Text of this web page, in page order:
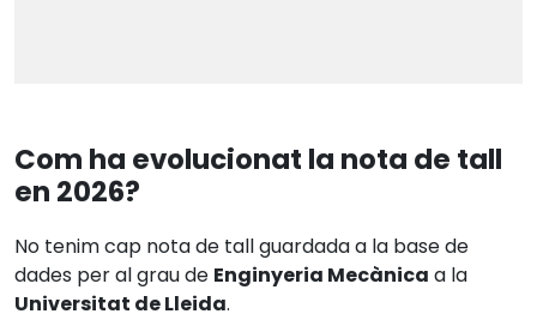
Com ha evolucionat la nota de tall
en 2026?
No tenim cap nota de tall guardada a la base de
dades per al grau de Enginyeria Mecànica a la
Universitat de Lleida.